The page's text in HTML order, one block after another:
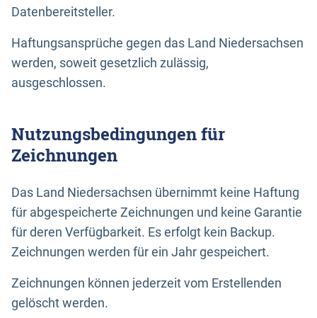
Datenbereitsteller.
Haftungsansprüche gegen das Land Niedersachsen
werden, soweit gesetzlich zulässig,
ausgeschlossen.
Nutzungsbedingungen für
Zeichnungen
Das Land Niedersachsen übernimmt keine Haftung
für abgespeicherte Zeichnungen und keine Garantie
für deren Verfügbarkeit. Es erfolgt kein Backup.
Zeichnungen werden für ein Jahr gespeichert.
Zeichnungen können jederzeit vom Erstellenden
gelöscht werden.